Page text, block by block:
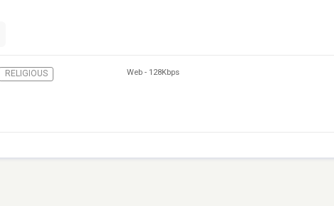
RELIGIOUS Web - 128Kbps